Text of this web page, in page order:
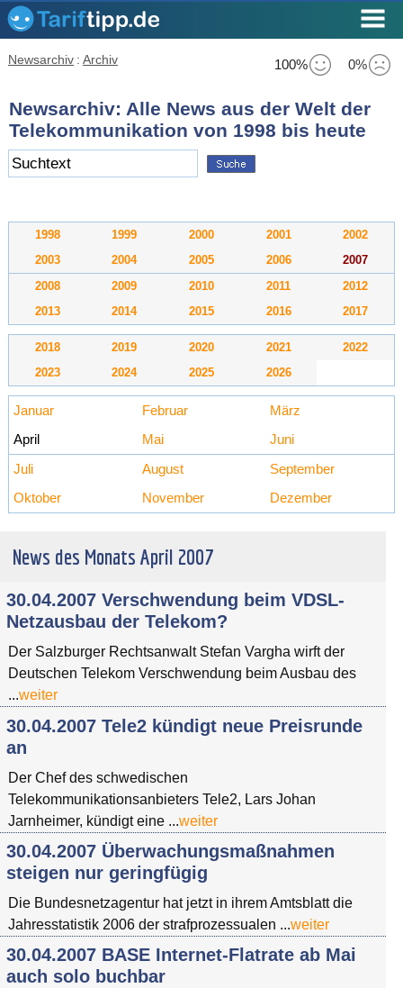
100% 0%
Newsarchiv : Archiv
Newsarchiv: Alle News aus der Welt der
Telekommunikation von 1998 bis heute
1998 1999 2000 2001
2002
2003
2004 2005 2006 2007
2008 2009 2010 2011
2012
2013
2014 2015 2016 2017
2018 2019 2020 2021
2022
2023
2024 2025 2026
Januar Februar
März
April
Mai
Juni
Juli
August
September
Oktober
November Dezember
News des Monats April 2007
30.04.2007 Verschwendung beim VDSL-
Netzausbau der Telekom?
Der Salzburger Rechtsanwalt Stefan Vargha wirft der
Deutschen Telekom Verschwendung beim Ausbau des
...weiter
30.04.2007 Tele2 kündigt neue Preisrunde
an
Der Chef des schwedischen
Telekommunikationsanbieters Tele2, Lars Johan
Jarnheimer, kündigt eine ...weiter
30.04.2007 Überwachungsmaßnahmen
steigen nur geringfügig
Die Bundesnetzagentur hat jetzt in ihrem Amtsblatt die
Jahresstatistik 2006 der strafprozessualen ...weiter
30.04.2007 BASE Internet-Flatrate ab Mai
auch solo buchbar